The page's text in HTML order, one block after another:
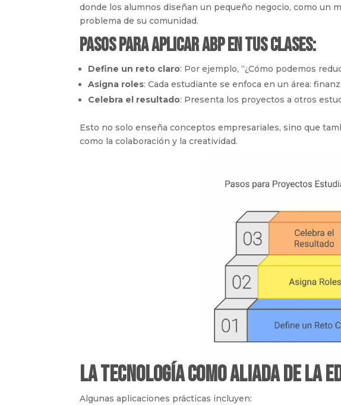
donde los alumnos diseñan un pequeño negocio, como un
problema de su comunidad.
Pasos para aplicar ABP en tus clases:
Define un reto claro: Por ejemplo, “¿Cómo podemos
Asigna roles: Cada estudiante se enfoca en un área:
Celebra el resultado: Presenta los proyectos a otros
Esto no solo enseña conceptos empresariales, sino que
como la colaboración y la creatividad.
La tecnología como aliada de la
Algunas aplicaciones prácticas incluyen: